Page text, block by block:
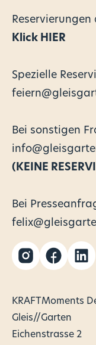
Reservierungen
Klick HIER
Spezielle
Bei sonstigen
(KEINE
Bei
KRAFTMoments
Gleis//Garten
Eichenstrasse 2